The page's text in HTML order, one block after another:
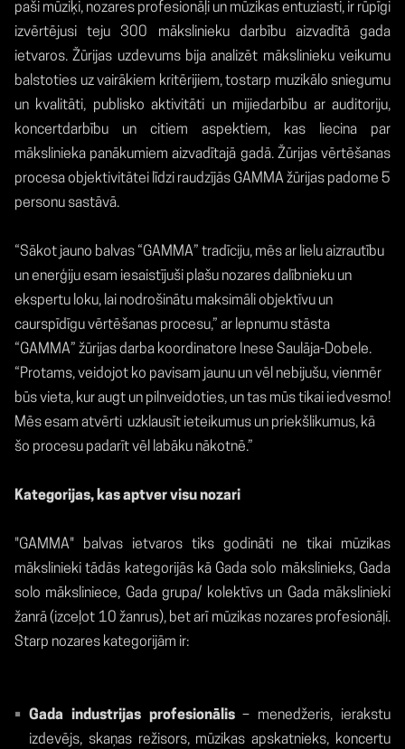
paši mūziķi, nozares profesionāļi un mūzikas entuziasti, ir rūpīgi
izvērtējusi teju 300 mākslinieku darbību aizvadītā gada
ietvaros. Žūrijas uzdevums bija analizēt mākslinieku veikumu
balstoties uz vairākiem kritērijiem, tostarp muzikālo sniegumu
un kvalitāti, publisko aktivitāti un mijiedarbību ar auditoriju,
koncertdarbību un citiem aspektiem, kas liecina par
mākslinieka panākumiem aizvadītajā gadā. Žūrijas vērtēšanas
procesa objektivitātei līdzi raudzījās GAMMA žūrijas padome 5
personu sastāvā.
“Sākot jauno balvas “GAMMA” tradīciju, mēs ar lielu aizrautību
un enerģiju esam iesaistījuši plašu nozares dalībnieku un
ekspertu loku, lai nodrošinātu maksimāli objektīvu un
caurspīdīgu vērtēšanas procesu,” ar lepnumu stāsta
“GAMMA” žūrijas darba koordinatore Inese Saulāja-Dobele.
“Protams, veidojot ko pavisam jaunu un vēl nebijušu, vienmēr
būs vieta, kur augt un pilnveidoties, un tas mūs tikai iedvesmo!
Mēs esam atvērti uzklausīt ieteikumus un priekšlikumus, kā
šo procesu padarīt vēl labāku nākotnē.”
Kategorijas, kas aptver visu nozari
"GAMMA" balvas ietvaros tiks godināti ne tikai mūzikas
mākslinieki tādās kategorijās kā Gada solo mākslinieks, Gada
solo māksliniece, Gada grupa/ kolektīvs un Gada mākslinieki
žanrā (izceļot 10 žanrus), bet arī mūzikas nozares profesionāļi.
Starp nozares kategorijām ir:
Gada industrijas profesionālis– menedžeris, ierakstu
izdevējs, skaņas režisors, mūzikas apskatnieks, koncertu